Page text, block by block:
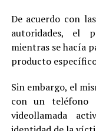
De acuerdo con
autoridades, el
mientras se hacía
producto
Sin embargo, el
con un teléfono
videollamada